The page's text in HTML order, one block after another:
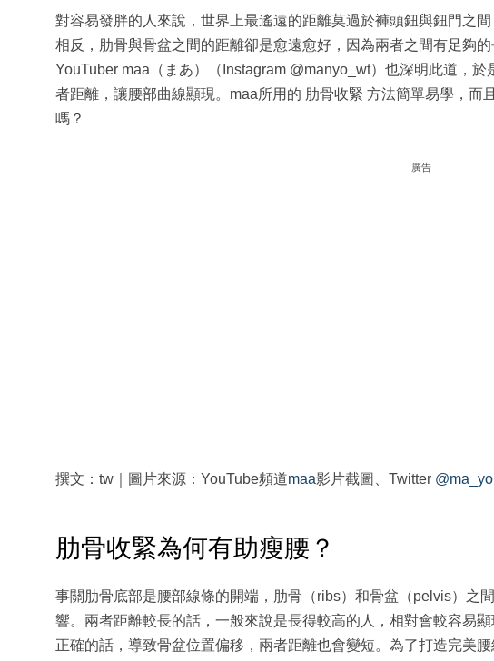
對容易發胖的人來說，世界上最遙遠的距離莫過於褲頭鈕與鈕門之
相反，肋骨與骨盆之間的距離卻是愈遠愈好，因為兩者之間有足夠
YouTuber maa（まあ）（Instagram @manyo_wt）也深明此道，於
者距離，讓腰部曲線顯現。maa所用的 肋骨收緊 方法簡單易學，而
嗎？
廣告
撰文：tw｜圖片來源：YouTube頻道maa影片截圖、Twitter
肋骨收緊為何有助瘦腰？
事關肋骨底部是腰部線條的開端，肋骨（ribs）和骨盆（pelvis）之
響。兩者距離較長的話，一般來說是長得較高的人，相對會較容易
正確的話，導致骨盆位置偏移，兩者距離也會變短。為了打造完美